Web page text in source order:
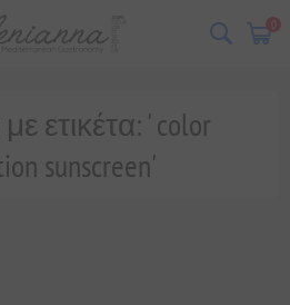
0
ετικέτα: ' color
sunscreen'